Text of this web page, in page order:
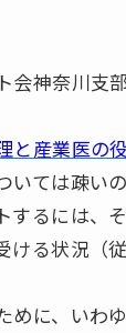
神奈川支
と産業医の
いては疎
るには、
る状況（
に、いわ